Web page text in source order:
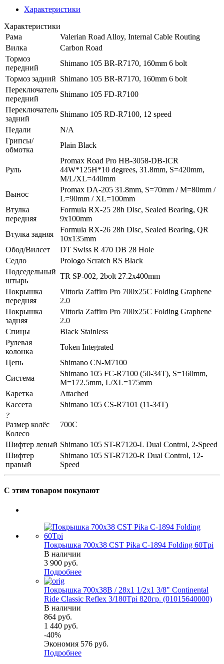
Характеристики
Характеристики
Рама
Valerian Road Alloy, Internal Cable Routing
Вилка
Carbon Road
Тормоз
передний
Shimano 105 BR-R7170, 160mm 6 bolt
Тормоз задний Shimano 105 BR-R7170, 160mm 6 bolt
Переключатель
передний
Shimano 105 FD-R7100
Переключатель
задний
Shimano 105 RD-R7100, 12 speed
Педали
N/A
Грипсы/
обмотка
Plain Black
Руль
Promax Road Pro HB-3058-DB-ICR
44W*125H*10 degrees, 31.8mm, S=420mm,
M/L/XL=440mm
Вынос
Promax DA-205 31.8mm, S=70mm / M=80mm /
L=90mm / XL=100mm
Втулка
передняя
Fоrmulа RX-25 28h Disс, Sеаlеd Веаring, QR
9х100mm
Втулка задняя
Fоrmulа RX-26 28h Disс, Sеаlеd Веаring, QR
10х135mm
Обод/Вилсет
DT Swiss R 470 DB 28 Hole
Седло
Prologo Scratch RS Black
Подседельный
штырь
TR SP-002, 2bolt 27.2x400mm
Покрышка
передняя
Vittoria Zaffiro Pro 700x25C Folding Graphene
2.0
Покрышка
задняя
Vittoria Zaffiro Pro 700x25C Folding Graphene
2.0
Спицы
Black Stainless
Рулевая
колонка
Token Integrated
Цепь
Shimano CN-M7100
Система
Shimano 105 FC-R7100 (50-34T), S=160mm,
M=172.5mm, L/XL=175mm
Каретка
Attached
Кассета
Shimano 105 CS-R7101 (11-34T)
?
Размер колёс
Колесо
700C
Шифтер левый Shimano 105 ST-R7120-L Dual Control, 2-Speed
Шифтер
правый
Shimano 105 ST-R7120-R Dual Control, 12-
Speed
С этим товаром покупают
Покрышка 700x38 CST Pika C-1894 Folding 60Tpi
В наличии
3 900 руб.
Подробнее
Покрышка 700x38B / 28x1 1/2х1 3/8" Continental
Ride Classic Reflex 3/180Tpi 820гр. (01015640000)
В наличии
864 руб.
1 440 руб.
-40%
Экономия 576 руб.
Подробнее